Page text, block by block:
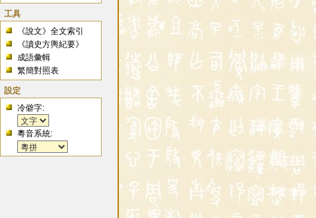
工具
《說文》全文索引
《讀史方輿紀要》
成語彙輯
繁簡對照表
設定
冷僻字:
粵音系統: